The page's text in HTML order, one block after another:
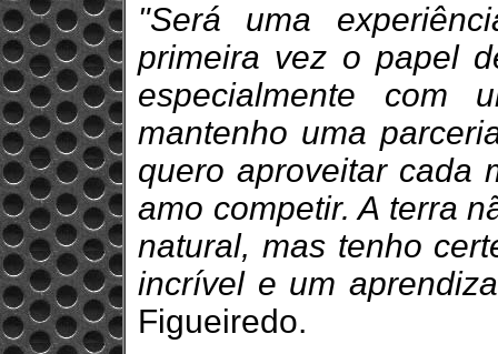
"Será uma
primeira vez o papel
especialmente
mantenho uma
quero aproveitar cada
amo competir. A terra
natural, mas tenho
incrível e um
Figueiredo.